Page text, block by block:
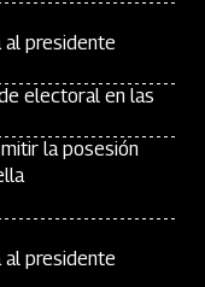
al presidente
electoral en las
la posesión
al presidente